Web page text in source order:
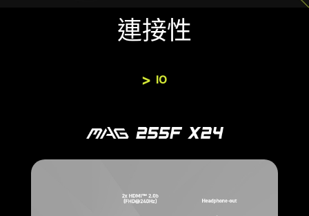
連接性
IO